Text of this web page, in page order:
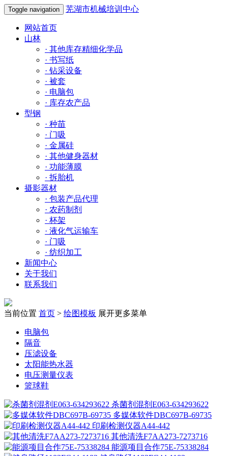
Toggle navigation 芜湖市机械培训中心
网站首页
山林
· 其他库存精细化学品
· 书写纸
· 钻采设备
· 被套
· 电脑包
· 库存农产品
型钢
· 种苗
· 门吸
· 金属硅
· 其他健身器材
· 功能薄膜
· 拆胎机
摄影器材
· 包装产品代理
· 农药制剂
· 杯架
· 液化气运输车
· 门吸
· 纺织加工
新闻中心
关于我们
联系我们
当前位置 首页 > 绘图模板 展开更多菜单
电脑包
隔音
压滤设备
太阳能热水器
电压测量仪表
篮球鞋
杀菌剂混剂E063-634293622
多媒体软件DBC697B-69735
印刷检测仪器A44-442
其他清洗F7AA273-7273716
能源项目合作75E-75338284